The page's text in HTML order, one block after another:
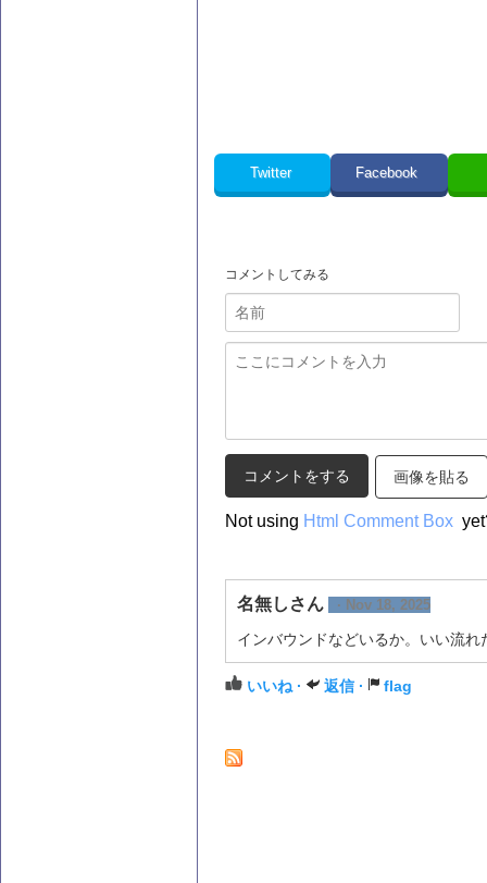
Twitter Facebook
コメントしてみる
画像を貼る
Not using Html Comment Box
名無しさん · Nov 18, 2025
インバウンドなどいるか。いい流れ
いいね · 返信 · flag